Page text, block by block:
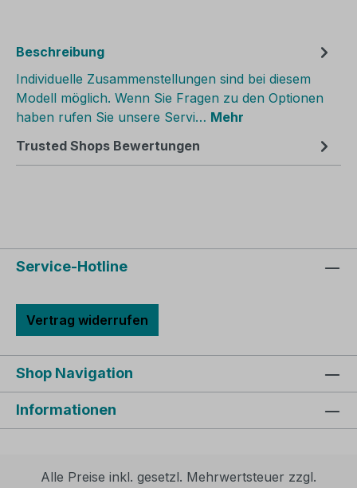
Beschreibung
Individuelle Zusammenstellungen sind bei diesem
Modell möglich. Wenn Sie Fragen zu den Optionen
haben rufen Sie unsere Servi… Mehr
Trusted Shops Bewertungen
Service-Hotline
Vertrag widerrufen
Shop Navigation
Informationen
Alle Preise inkl. gesetzl. Mehrwertsteuer zzgl.